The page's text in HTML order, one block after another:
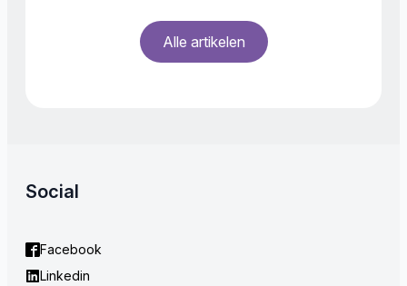
Alle artikelen
Social
Facebook
Linkedin